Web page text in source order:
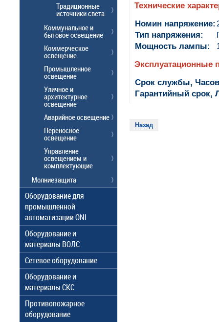
Технические
Номин напряжение:
Тип напряжения:
Мощность лампы:
Эксплуатационные
Срок службы,
Гарантийный срок,
Назад
Традиционные
источники света
Коммунальное и
бытовое освещение
Коммерческое
освещение
Промышленное
освещение
Уличное и
архитектурное
освещение
Аварийное освещение
Переносное
освещение
Управление
освещением и
комплектующие
Молниезащита
Оборудование для
промышленной
автоматизации ONI
Оборудование и
материалы ВОЛС
Сетевое оборудование
Оборудование и
материалы СКС
Противопожарное
оборудование